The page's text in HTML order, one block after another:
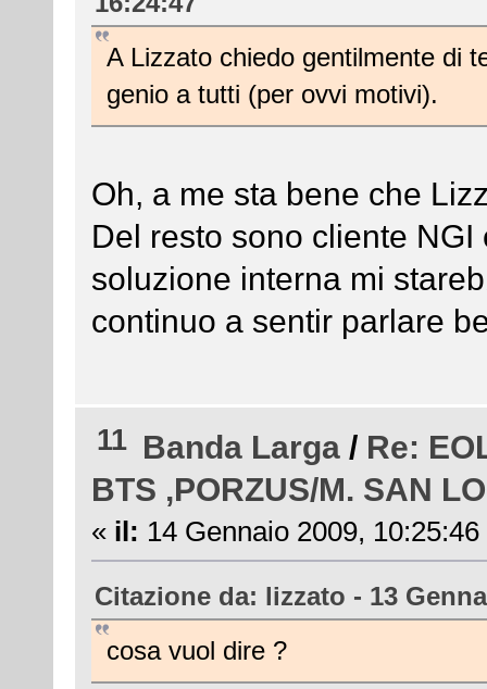
A Lizzato chiedo gentilmente di
genio a tutti (per ovvi motivi).
Oh, a me sta bene che
Del resto sono cliente
soluzione interna mi
continuo a sentir parlare
11 Banda Larga / Re:
BTS ,PORZUS/M. SAN
« il: 14 Gennaio 2009, 10:25:46
Citazione da: lizzato - 13
cosa vuol dire ?